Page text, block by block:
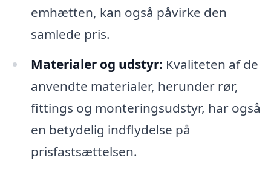
emhætten, kan også påvirke den
samlede pris.
Materialer og udstyr: Kvaliteten af de
anvendte materialer, herunder rør,
fittings og monteringsudstyr, har også
en betydelig indflydelse på
prisfastsættelsen.